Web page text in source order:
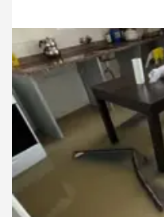
alana düşmesinden
kamerasına yansıdı.
binanın yıkılması yönünde
23.07.2026 Video